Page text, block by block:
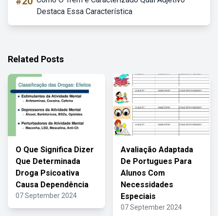
Destaca Essa Característica
Related Posts
O Que Significa Dizer
Que Determinada
Droga Psicoativa
Causa Dependência
07 September 2024
Avaliação Adaptada
De Portugues Para
Alunos Com
Necessidades
Especiais
07 September 2024